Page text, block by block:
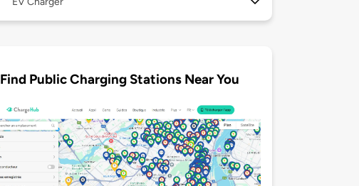
Find Public Charging Stations Near You